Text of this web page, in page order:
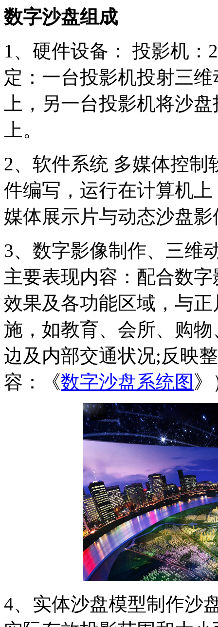
数字沙盘组成
1、硬件设备： 投影机
定：一台投影机投射三
上，另一台投影机将沙
上。
2、软件系统 多媒体控
件编写，运行在计算机
媒体展示片与动态沙盘
3、数字影像制作、三维
主要表现内容：配合数
效果及各功能区域，与
施，如教育、会所、购
边及内部交通状况;反映
容：《数字沙盘系统图 》
4、实体沙盘模型制作沙